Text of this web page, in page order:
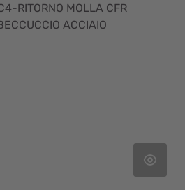
RITORNO MOLLA CFR
ACCIAIO